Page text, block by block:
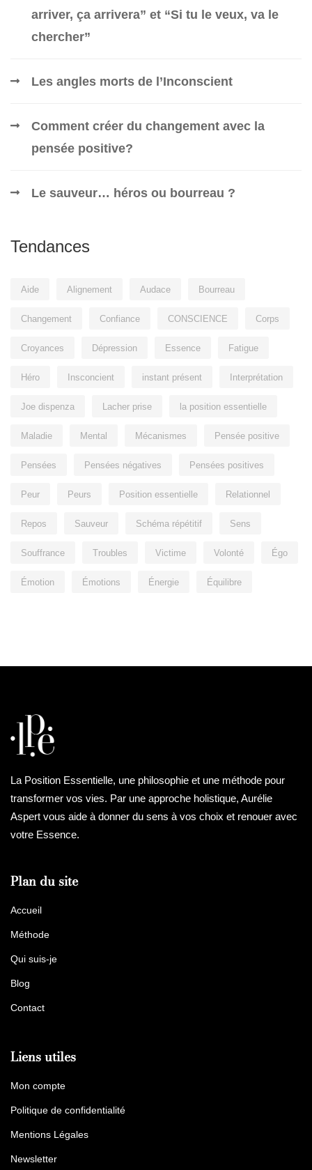
arriver, ça arrivera” et “Si tu le veux, va le
chercher”
Les angles morts de l’Inconscient
Comment créer du changement avec la
pensée positive?
Le sauveur… héros ou bourreau ?
Tendances
Aide Alignement Audace Bourreau
Changement Confiance CONSCIENCE Corps
Croyances Dépression Essence Fatigue
Héro Insconcient instant présent Interprétation
Joe dispenza Lacher prise la position essentielle
Maladie Mental Mécanismes Pensée positive
Pensées Pensées négatives Pensées positives
Peur Peurs Position essentielle Relationnel
Repos Sauveur Schéma répétitif Sens
Souffrance Troubles Victime Volonté Égo
Émotion Émotions Énergie Équilibre
La Position Essentielle, une philosophie et une méthode pour
transformer vos vies. Par une approche holistique, Aurélie
Aspert vous aide à donner du sens à vos choix et renouer avec
votre Essence.
Plan du site
Accueil
Méthode
Qui suis-je
Blog
Contact
Liens utiles
Mon compte
Politique de confidentialité
Mentions Légales
Newsletter